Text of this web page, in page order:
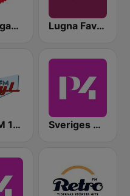
Mix Megapol Lugna Favoriter
Vinyl FM 107 Sveriges Radio P4 Malmöhus